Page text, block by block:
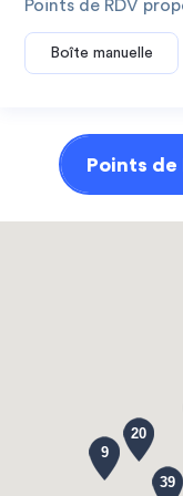
Points de RDV
Boîte manuelle
Points de
20
9
39